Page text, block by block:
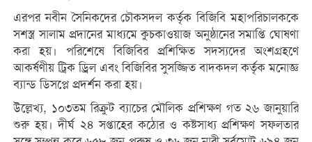
এরপর নবীন সৈনিকদের চৌকসদল কর্তৃক বিজিবি মহাপরিচালককে
সশস্ত্র সালাম প্রদানের মাধ্যমে কুচকাওয়াজ অনুষ্ঠানের সমাপ্তি ঘোষণা
করা হয়। পরিশেষে বিজিবির প্রশিক্ষিত সদস্যদের অংশগ্রহণে
আকর্ষণীয় ট্রিক ড্রিল এবং বিজিবির সুসজ্জিত বাদকদল কর্তৃক মনোজ্ঞ
ব্যান্ড ডিসপ্লে প্রদর্শন করা হয়।
উল্লেখ্য, ১০৩তম রিক্রুট ব্যাচের মৌলিক প্রশিক্ষণ গত ২৬ জানুয়ারি
শুরু হয়। দীর্ঘ ২৪ সপ্তাহের কঠোর ও কষ্টসাধ্য প্রশিক্ষণ সফলতার